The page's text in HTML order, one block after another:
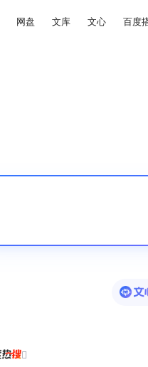
网盘 文库 文心 百度
